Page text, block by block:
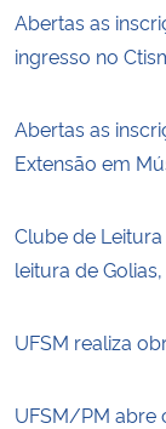
Abertas as
ingresso no
Abertas as
Extensão em
Clube de
leitura de
UFSM realiza
UFSM/PM abre